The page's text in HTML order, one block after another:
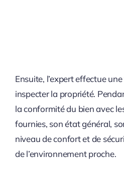
Ensuite, l’expert effectue
inspecter la propriété.
la conformité du bien avec
fournies, son état général,
niveau de confort et de
de l’environnement proche.